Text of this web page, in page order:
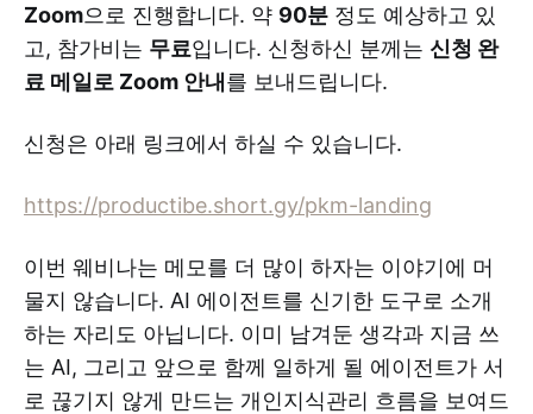
Zoom으로 진행합니다. 약 90분 정도 예상하고 있
고, 참가비는 무료입니다. 신청하신 분께는 신청 완
료 메일로 Zoom 안내를 보내드립니다.
신청은 아래 링크에서 하실 수 있습니다.
https://productibe.short.gy/pkm-landing
이번 웨비나는 메모를 더 많이 하자는 이야기에 머
물지 않습니다. AI 에이전트를 신기한 도구로 소개
하는 자리도 아닙니다. 이미 남겨둔 생각과 지금 쓰
는 AI, 그리고 앞으로 함께 일하게 될 에이전트가 서
로 끊기지 않게 만드는 개인지식관리 흐름을 보여드